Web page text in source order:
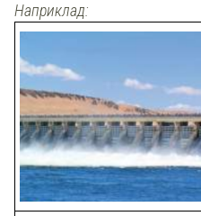
Наприклад: